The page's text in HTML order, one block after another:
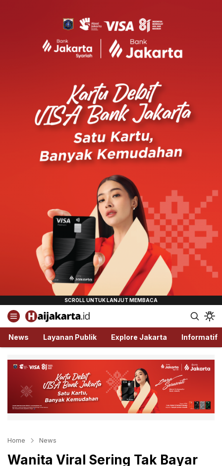
Haijakarta.id
Semua Tentang Jakarta Ada Disini!
News Layanan Publik Explore Jakarta Informatif
Home News
Wanita Viral Sering Tak Bayar